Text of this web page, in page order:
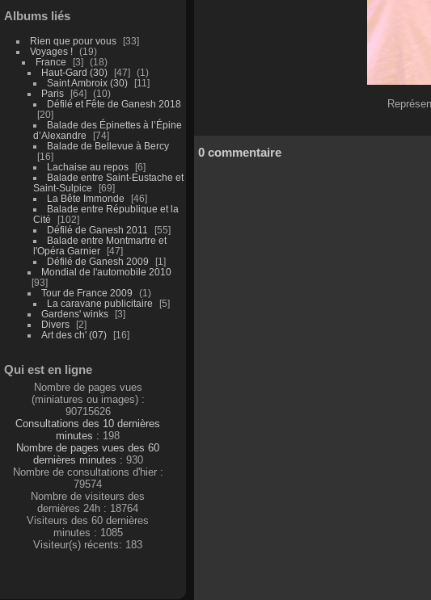
Albums liés
Rien que pour vous
33
Voyages !
19
France
3
18
Haut-Gard (30)
47
1
Saint Ambroix (30)
11
Paris
64
10
Défilé et Fête de Ganesh 2018
20
Balade des Épinettes à l’Épine
d’Alexandre
74
Balade de Bellevue à Bercy
16
Lachaise au repos
6
Balade entre Saint-Eustache et
Saint-Sulpice
69
La Bête Immonde
46
Balade entre République et la
Cité
102
Défilé de Ganesh 2011
55
Balade entre Montmartre et
l'Opéra Garnier
47
Défilé de Ganesh 2009
1
Mondial de l'automobile 2010
93
Tour de France 2009
1
La caravane publicitaire
5
Gardens' winks
3
Divers
2
Art des ch' (07)
16
Qui est en ligne
Nombre de pages vues
(miniatures ou images) :
90715626
Consultations des 10 dernières
minutes : 198
Nombre de pages vues des 60
dernières minutes : 930
Nombre de consultations d'hier :
79574
Nombre de visiteurs des
dernières 24h : 18764
Visiteurs des 60 dernières
minutes : 1085
Visiteur(s) récents: 183
0 commentaire